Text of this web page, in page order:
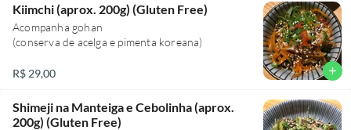
Kiimchi (aprox. 200g) (Gluten Free)
Acompanha gohan
(conserva de acelga e pimenta koreana)
R$ 29,00 add
Shimeji na Manteiga e Cebolinha (aprox.
200g) (Gluten Free)